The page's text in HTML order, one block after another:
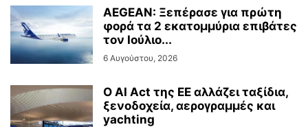
AEGEAN: Ξεπέρασε για πρώτη
φορά τα 2 εκατομμύρια επιβάτες
τον Ιούλιο...
6 Αυγούστου, 2026
Ο AI Act της ΕΕ αλλάζει ταξίδια,
ξενοδοχεία, αερογραμμές και
yachting